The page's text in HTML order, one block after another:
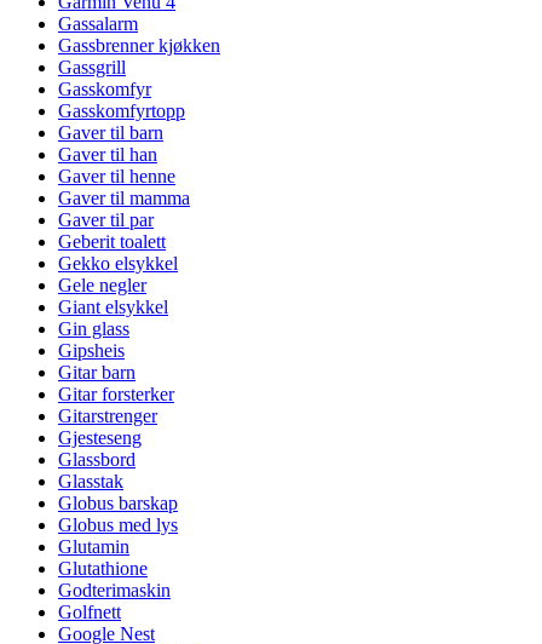
Gassalarm
Gassbrenner kjøkken
Gassgrill
Gasskomfyr
Gasskomfyrtopp
Gaver til barn
Gaver til han
Gaver til henne
Gaver til mamma
Gaver til par
Geberit toalett
Gekko elsykkel
Gele negler
Giant elsykkel
Gin glass
Gipsheis
Gitar barn
Gitar forsterker
Gitarstrenger
Gjesteseng
Glassbord
Glasstak
Globus barskap
Globus med lys
Glutamin
Glutathione
Godterimaskin
Golfnett
Google Nest